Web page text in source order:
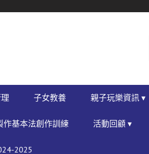
子女教養 親子玩樂資訊 ▾
作基本法創作訓練 活動回顧 ▾
2025